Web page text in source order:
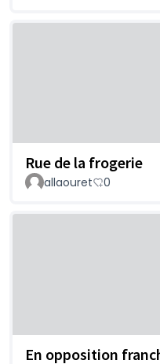
Rue de la frogerie
allaouret
0
En opposition